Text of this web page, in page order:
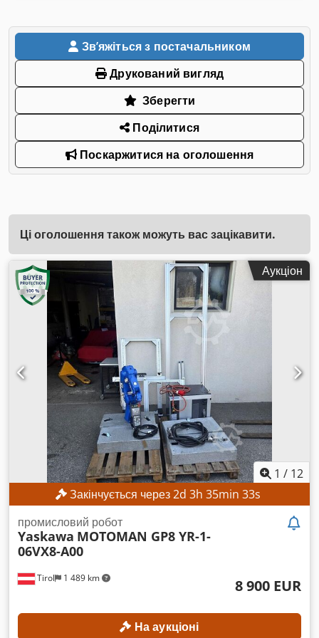
Звʼяжіться з постачальником
Друкований вигляд
Зберегти
Поділитися
Поскаржитися на оголошення
Ці оголошення також можуть вас зацікавити.
Аукціон
1 / 12
Закінчується через2d 3h 35min 31s
Tirol 1 489 km
промисловий робот
Yaskawa MOTOMAN GP8 YR-1-
06VX8-A00
8 900 EUR
На аукціоні